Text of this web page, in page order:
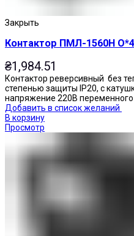
Закрыть
Контактор ПМЛ-1560Н
₴1,984.51
Контактор реверсивный без
степенью защиты IP20, с
напряжение 220В переменного
Добавить в список желаний
В корзину
Просмотр